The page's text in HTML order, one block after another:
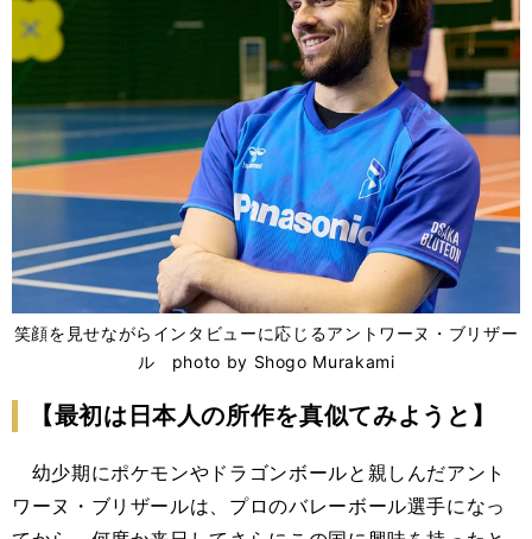
笑顔を見せながらインタビューに応じるアントワーヌ・ブリザー
ル photo by Shogo Murakami
【最初は日本人の所作を真似てみようと】
幼少期にポケモンやドラゴンボールと親しんだアント
ワーヌ・ブリザールは、プロのバレーボール選手になっ